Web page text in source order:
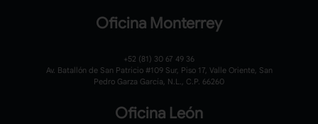
Oficina Monterrey
+52 (81) 30 67 49 36
Av. Batallón de San Patricio #109 Sur, Piso 17, Valle Oriente, San
Pedro Garza García, N.L., C.P. 66260
Oficina León